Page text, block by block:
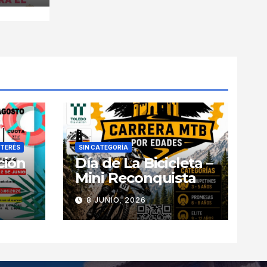
SIN CATEGORÍA
Día de La Bicicleta –
Mini Reconquista
8 JUNIO, 2026